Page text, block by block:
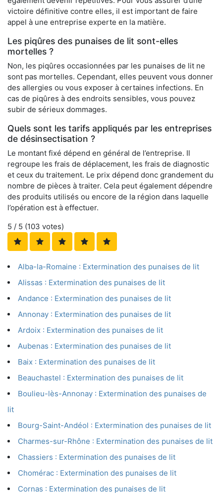
victoire définitive contre elles, il est important de faire
appel à une entreprise experte en la matière.
Les piqûres des punaises de lit sont-elles
mortelles ?
Non, les piqûres occasionnées par les punaises de lit ne
sont pas mortelles. Cependant, elles peuvent vous donner
des allergies ou vous exposer à certaines infections. En
cas de piqûres à des endroits sensibles, vous pouvez
subir de sérieux dommages.
Quels sont les tarifs appliqués par les entreprises
de désinsectisation ?
Le montant fixé dépend en général de l’entreprise. Il
regroupe les frais de déplacement, les frais de diagnostic
et ceux du traitement. Le prix dépend donc grandement du
nombre de pièces à traiter. Cela peut également dépendre
des produits utilisés ou encore de la région dans laquelle
l’opération est à effectuer.
5 / 5 (103 votes)
Alba-la-Romaine : Extermination des punaises de lit
Alissas : Extermination des punaises de lit
Andance : Extermination des punaises de lit
Annonay : Extermination des punaises de lit
Ardoix : Extermination des punaises de lit
Aubenas : Extermination des punaises de lit
Baix : Extermination des punaises de lit
Beauchastel : Extermination des punaises de lit
Boulieu-lès-Annonay : Extermination des punaises de
lit
Bourg-Saint-Andéol : Extermination des punaises de lit
Charmes-sur-Rhône : Extermination des punaises de lit
Chassiers : Extermination des punaises de lit
Chomérac : Extermination des punaises de lit
Cornas : Extermination des punaises de lit